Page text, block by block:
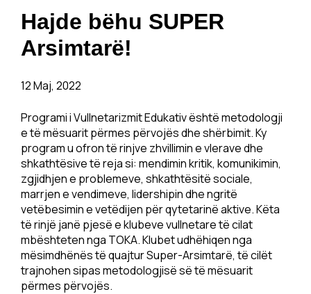
Hajde bëhu SUPER
Arsimtarë!
12 Maj, 2022
Programi i Vullnetarizmit Edukativ është metodologji
e të mësuarit përmes përvojës dhe shërbimit. Ky
program u ofron të rinjve zhvillimin e vlerave dhe
shkathtësive të reja si: mendimin kritik, komunikimin,
zgjidhjen e problemeve, shkathtësitë sociale,
marrjen e vendimeve, lidershipin dhe ngritë
vetëbesimin e vetëdijen për qytetarinë aktive. Këta
të rinjë janë pjesë e klubeve vullnetare të cilat
mbështeten nga TOKA. Klubet udhëhiqen nga
mësimdhënës të quajtur Super-Arsimtarë, të cilët
trajnohen sipas metodologjisë së të mësuarit
përmes përvojës.